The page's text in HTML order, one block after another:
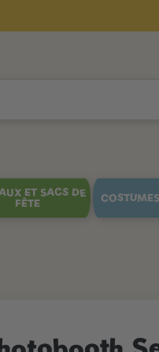
ET SACS DE
FÊTE